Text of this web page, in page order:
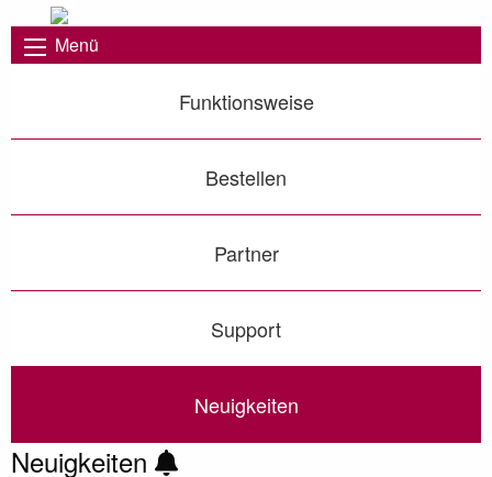
Menü
Funktionsweise
Bestellen
Partner
Support
Neuigkeiten
Neuigkeiten